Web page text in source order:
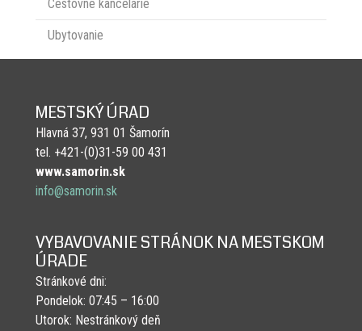
Cestovné kancelárie
Ubytovanie
MESTSKÝ ÚRAD
Hlavná 37, 931 01 Šamorín
tel. +421-(0)31-59 00 431
www.samorin.sk
info@samorin.sk
VYBAVOVANIE STRÁNOK NA MESTSKOM
ÚRADE
Stránkové dni:
Pondelok: 07:45 – 16:00
Utorok: Nestránkový deň